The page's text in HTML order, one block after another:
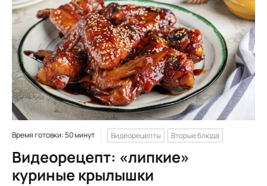
Время готовки: 50 минут Видеорецепты Вторые блюда
Видеорецепт: «липкие»
куриные крылышки